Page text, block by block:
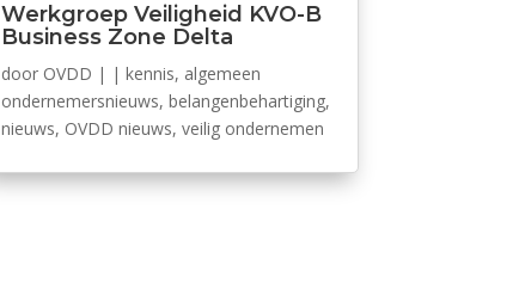
Werkgroep Veiligheid KVO-B
Business Zone Delta
door OVDD | | kennis, algemeen
ondernemersnieuws, belangenbehartiging,
nieuws, OVDD nieuws, veilig ondernemen